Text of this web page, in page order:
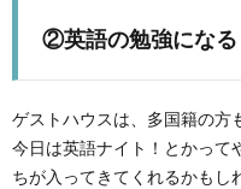
②英語の勉強になる
ゲストハウスは、多国籍の方
今日は英語ナイト！とかって
ちが入ってきてくれるかもし